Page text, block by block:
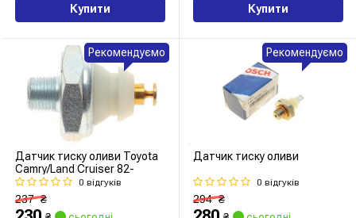
Купити Купити
Датчик тиску оливи Toyota
Camry/Land Cruiser 82-
0 відгуків
237₴
Рекомендуємо
Датчик тиску оливи
0 відгуків
294₴
Рекомендуємо